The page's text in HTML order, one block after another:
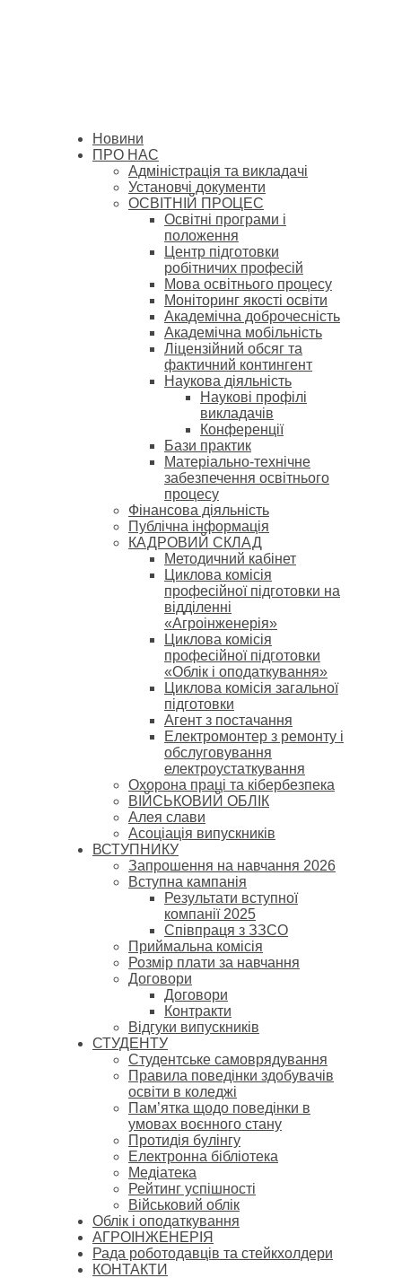
Новини
ПРО НАС
Адміністрація та викладачі
Установчі документи
ОСВІТНІЙ ПРОЦЕС
Освітні програми і
положення
Центр підготовки
робітничих професій
Мова освітнього процесу
Моніторинг якості освіти
Академічна доброчесність
Академічна мобільність
Ліцензійний обсяг та
фактичний контингент
Наукова діяльність
Наукові профілі
викладачів
Конференції
Бази практик
Матеріально-технічне
забезпечення освітнього
процесу
Фінансова діяльність
Публічна інформація
КАДРОВИЙ СКЛАД
Методичний кабінет
Циклова комісія
професійної підготовки на
відділенні
«Агроінженерія»
Циклова комісія
професійної підготовки
«Облік і оподаткування»
Циклова комісія загальної
підготовки
Агент з постачання
Електромонтер з ремонту і
обслуговування
електроустаткування
Охорона праці та кібербезпека
ВІЙСЬКОВИЙ ОБЛІК
Алея слави
Асоціація випускників
ВСТУПНИКУ
Запрошення на навчання 2026
Вступна кампанія
Результати вступної
компанії 2025
Співпраця з ЗЗСО
Приймальна комісія
Розмір плати за навчання
Договори
Договори
Контракти
Відгуки випускників
СТУДЕНТУ
Cтудентське самоврядування
Правила поведінки здобувачів
освіти в коледжі
Пам’ятка щодо поведінки в
умовах воєнного стану
Протидія булінгу
Електронна бібліотека
Медіатека
Рейтинг успішності
Військовий облік
Облік і оподаткування
АГРОІНЖЕНЕРІЯ
Рада роботодавців та стейкхолдери
КОНТАКТИ